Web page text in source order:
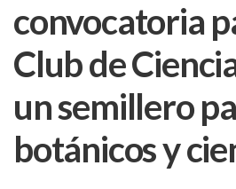
convocatoria
Club de
un semillero
botánicos y